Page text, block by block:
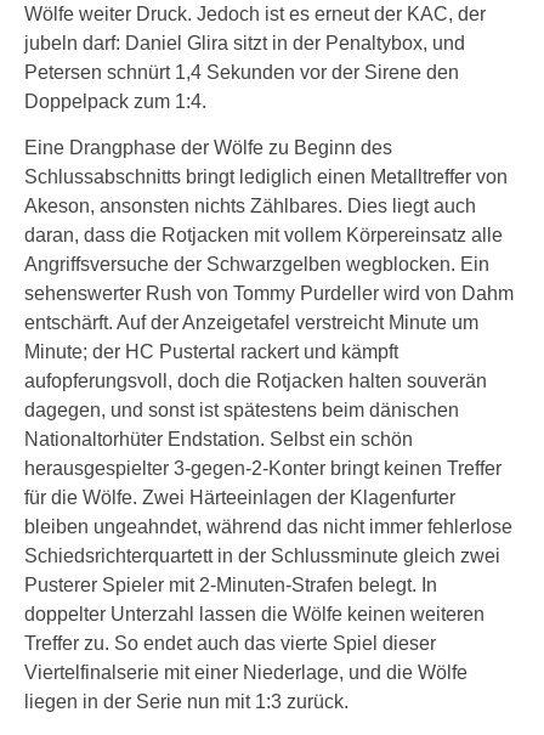
Wölfe weiter Druck. Jedoch ist es erneut der KAC, der
jubeln darf: Daniel Glira sitzt in der Penaltybox, und
Petersen schnürt 1,4 Sekunden vor der Sirene den
Doppelpack zum 1:4.
Eine Drangphase der Wölfe zu Beginn des
Schlussabschnitts bringt lediglich einen Metalltreffer von
Akeson, ansonsten nichts Zählbares. Dies liegt auch
daran, dass die Rotjacken mit vollem Körpereinsatz alle
Angriffsversuche der Schwarzgelben wegblocken. Ein
sehenswerter Rush von Tommy Purdeller wird von Dahm
entschärft. Auf der Anzeigetafel verstreicht Minute um
Minute; der HC Pustertal rackert und kämpft
aufopferungsvoll, doch die Rotjacken halten souverän
dagegen, und sonst ist spätestens beim dänischen
Nationaltorhüter Endstation. Selbst ein schön
herausgespielter 3-gegen-2-Konter bringt keinen Treffer
für die Wölfe. Zwei Härteeinlagen der Klagenfurter
bleiben ungeahndet, während das nicht immer fehlerlose
Schiedsrichterquartett in der Schlussminute gleich zwei
Pusterer Spieler mit 2-Minuten-Strafen belegt. In
doppelter Unterzahl lassen die Wölfe keinen weiteren
Treffer zu. So endet auch das vierte Spiel dieser
Viertelfinalserie mit einer Niederlage, und die Wölfe
liegen in der Serie nun mit 1:3 zurück.